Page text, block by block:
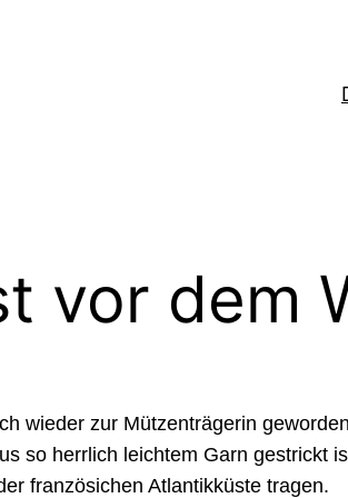
vor dem
wieder zur Mützenträgerin
so herrlich leichtem Garn gestrickt
französichen Atlantikküste tragen.